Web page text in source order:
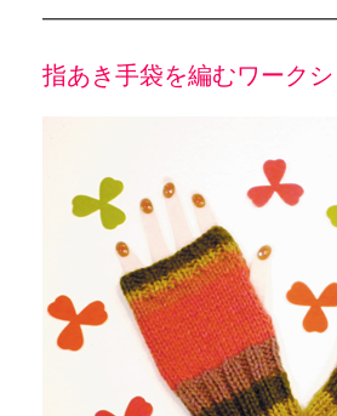
指あき手袋を編むワーク